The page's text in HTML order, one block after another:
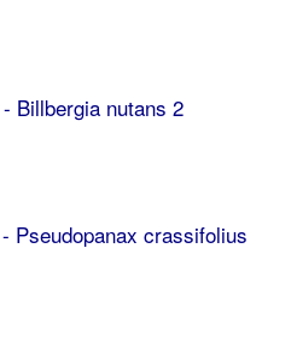
Billbergia nutans 2
Pseudopanax crassifolius